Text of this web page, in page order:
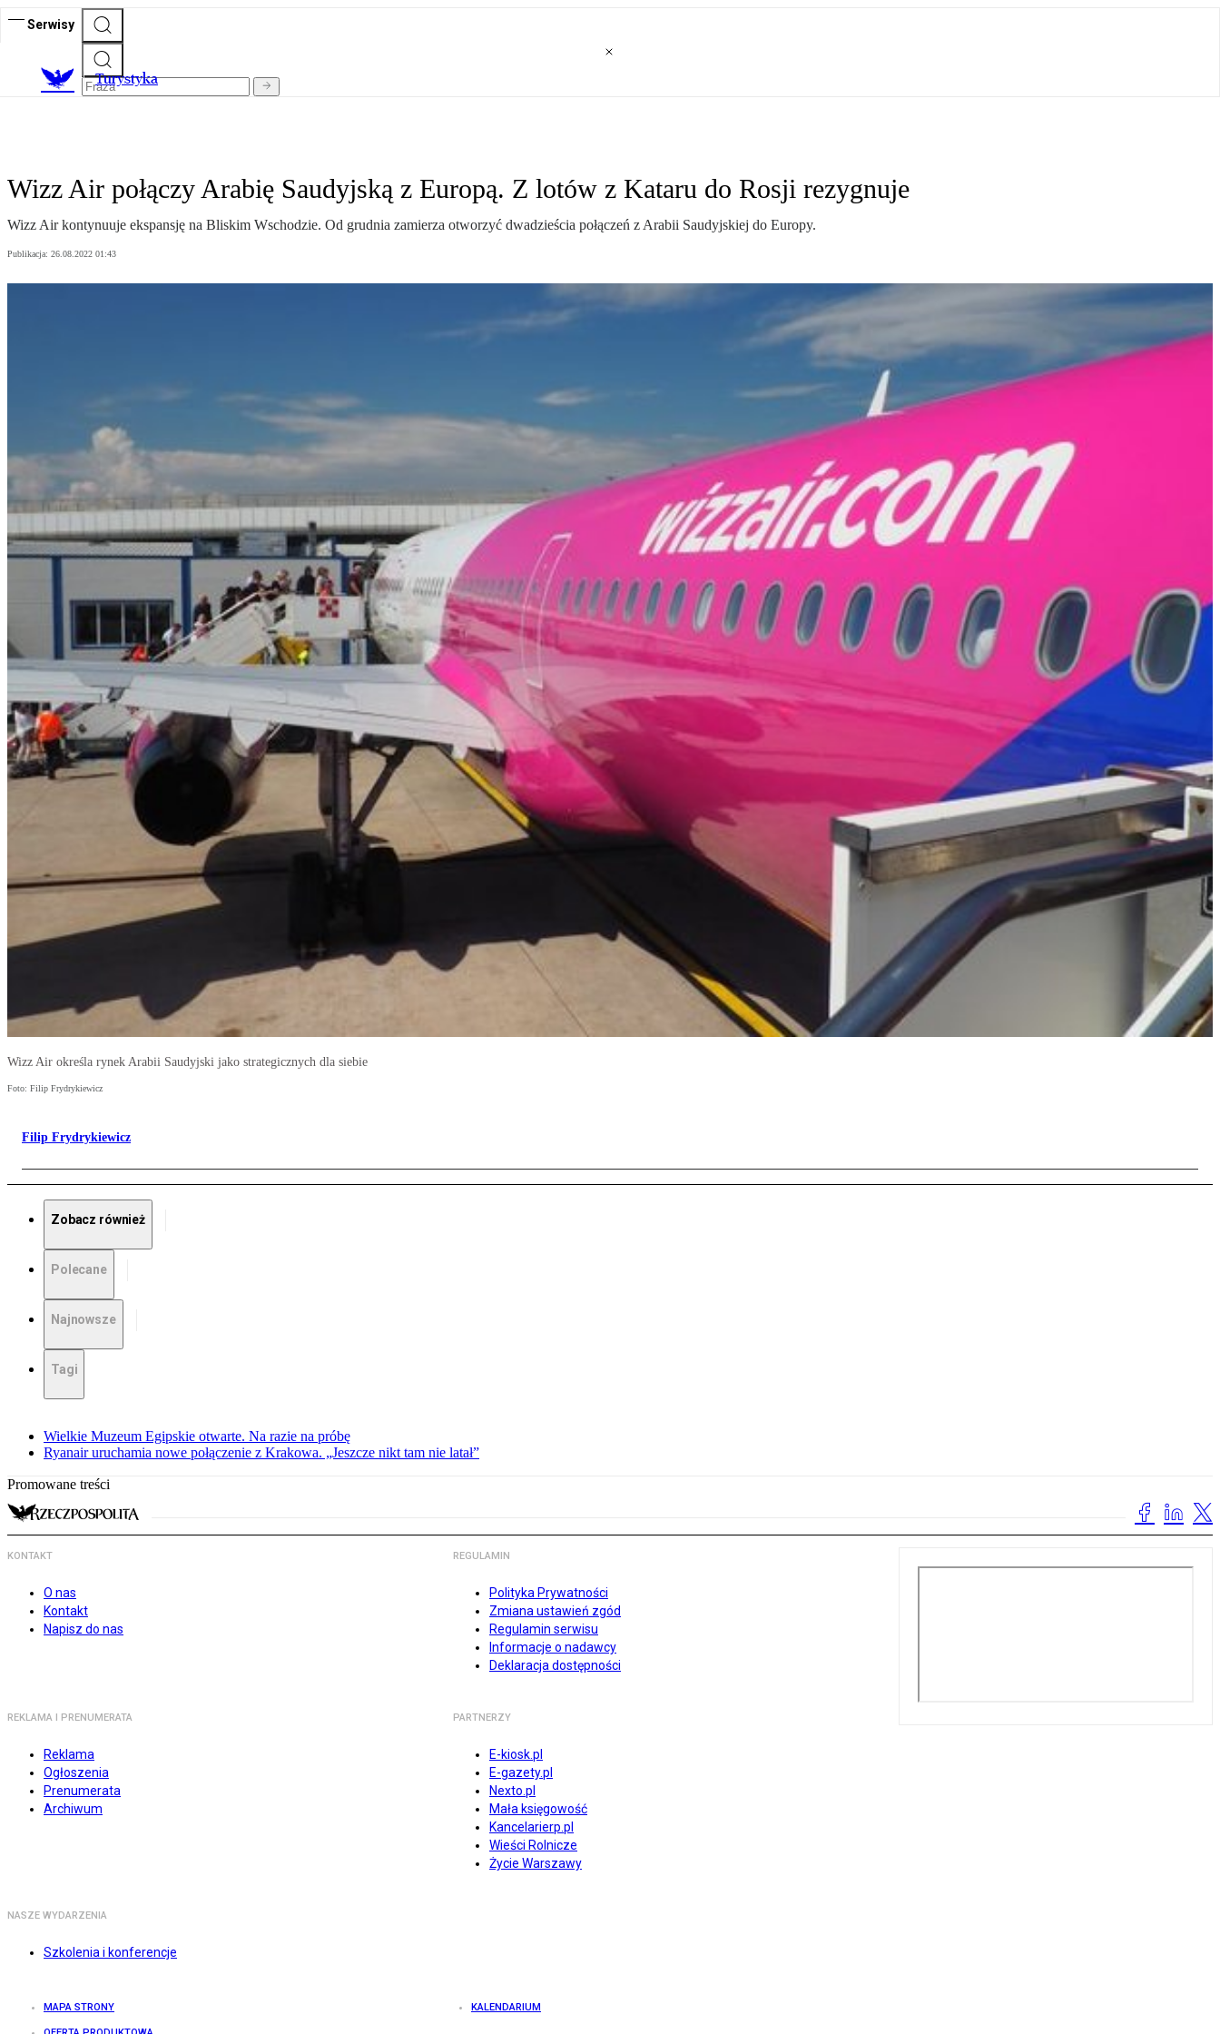
Serwisy
Turystyka
Wizz Air połączy Arabię Saudyjską z Europą. Z lotów z Kataru do Rosji rezygnuje
Wizz Air kontynuuje ekspansję na Bliskim Wschodzie. Od grudnia zamierza otworzyć dwadzieścia połączeń z Arabii Saudyjskiej do Europy.
Publikacja: 26.08.2022 01:43
Wizz Air określa rynek Arabii Saudyjski jako strategicznych dla siebie
Foto: Filip Frydrykiewicz
Filip Frydrykiewicz
Zobacz również
Polecane
Najnowsze
Tagi
Wielkie Muzeum Egipskie otwarte. Na razie na próbę
Ryanair uruchamia nowe połączenie z Krakowa. „Jeszcze nikt tam nie latał”
Promowane treści
KONTAKT
O nas
Kontakt
Napisz do nas
REGULAMIN
Polityka Prywatności
Zmiana ustawień zgód
Regulamin serwisu
Informacje o nadawcy
Deklaracja dostępności
REKLAMA I PRENUMERATA
Reklama
Ogłoszenia
Prenumerata
Archiwum
PARTNERZY
E-kiosk.pl
E-gazety.pl
Nexto.pl
Mała księgowość
Kancelarierp.pl
Wieści Rolnicze
Życie Warszawy
NASZE WYDARZENIA
Szkolenia i konferencje
MAPA STRONY KALENDARIUM